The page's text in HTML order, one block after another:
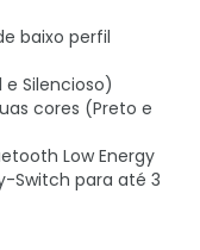
baixo perfil
Silencioso)
cores (Preto e
Low Energy
Switch para até 3